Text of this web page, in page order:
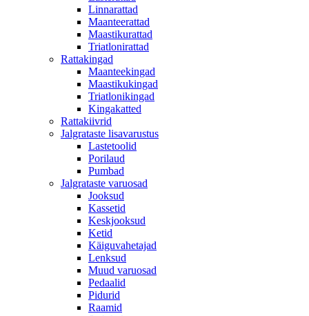
Linnarattad
Maanteerattad
Maastikurattad
Triatlonirattad
Rattakingad
Maanteekingad
Maastikukingad
Triatlonikingad
Kingakatted
Rattakiivrid
Jalgrataste lisavarustus
Lastetoolid
Porilaud
Pumbad
Jalgrataste varuosad
Jooksud
Kassetid
Keskjooksud
Ketid
Käiguvahetajad
Lenksud
Muud varuosad
Pedaalid
Pidurid
Raamid